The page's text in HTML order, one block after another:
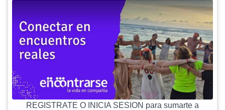
REGISTRATE O INICIA SESION para sumarte a